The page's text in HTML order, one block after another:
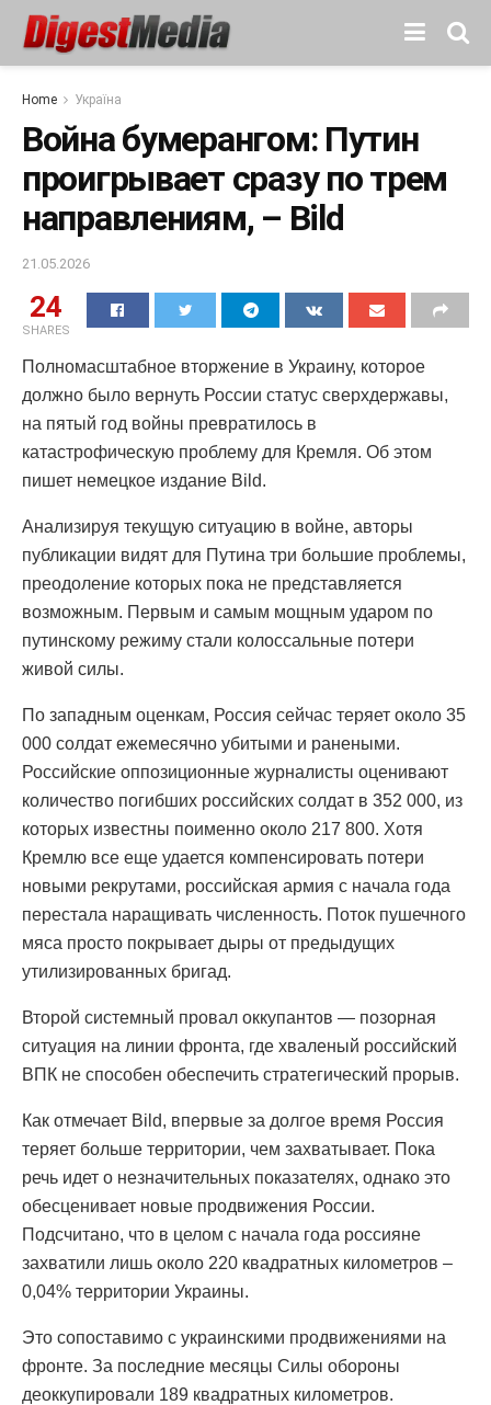
Home Україна
Война бумерангом: Путин
проигрывает сразу по трем
направлениям, – Bild
21.05.2026
24
SHARES
Полномасштабное вторжение в Украину, которое
должно было вернуть России статус сверхдержавы,
на пятый год войны превратилось в
катастрофическую проблему для Кремля. Об этом
пишет немецкое издание Bild.
Анализируя текущую ситуацию в войне, авторы
публикации видят для Путина три большие проблемы,
преодоление которых пока не представляется
возможным. Первым и самым мощным ударом по
путинскому режиму стали колоссальные потери
живой силы.
По западным оценкам, Россия сейчас теряет около 35
000 солдат ежемесячно убитыми и ранеными.
Российские оппозиционные журналисты оценивают
количество погибших российских солдат в 352 000, из
которых известны поименно около 217 800. Хотя
Кремлю все еще удается компенсировать потери
новыми рекрутами, российская армия с начала года
перестала наращивать численность. Поток пушечного
мяса просто покрывает дыры от предыдущих
утилизированных бригад.
Второй системный провал оккупантов — позорная
ситуация на линии фронта, где хваленый российский
ВПК не способен обеспечить стратегический прорыв.
Как отмечает Bild, впервые за долгое время Россия
теряет больше территории, чем захватывает. Пока
речь идет о незначительных показателях, однако это
обесценивает новые продвижения России.
Подсчитано, что в целом с начала года россияне
захватили лишь около 220 квадратных километров –
0,04% территории Украины.
Это сопоставимо с украинскими продвижениями на
фронте. За последние месяцы Силы обороны
деоккупировали 189 квадратных километров.